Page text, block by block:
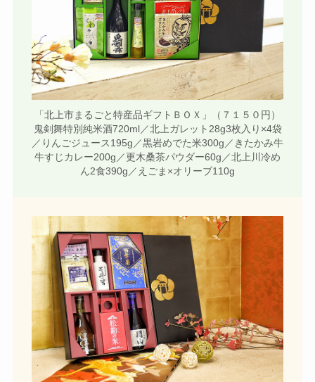
「北上市まるごと特産品ギフトＢＯＸ」（７１５０円）
鬼剣舞特別純米酒720ml／北上ガレット28g3枚入り×4袋
／りんごジュース195g／黒岩めでた米300g／きたかみ牛
牛すじカレー200g／更木桑茶パウダー60g／北上川冷め
ん2食390g／えごま×オリーブ110g